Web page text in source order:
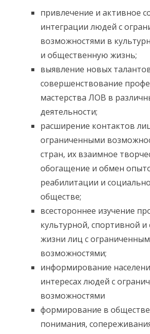
привлечение и активное
интеграции людей с
возможностями в
и общественную жизнь;
выявление новых
совершенствование
мастерства ЛОВ в
деятельности;
расширение контактов
ограниченными
стран, их взаимное
обогащение и обмен
реабилитации и
обществе;
всестороннее изучение
культурной, спортивной
жизни лиц с
возможностями;
информирование
интересах людей с
возможностями
формирование в обществе
понимания,